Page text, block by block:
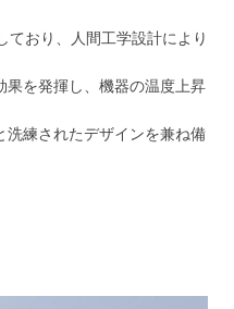
ており、人間工学設計により
果を発揮し、機器の温度上昇
洗練されたデザインを兼ね備